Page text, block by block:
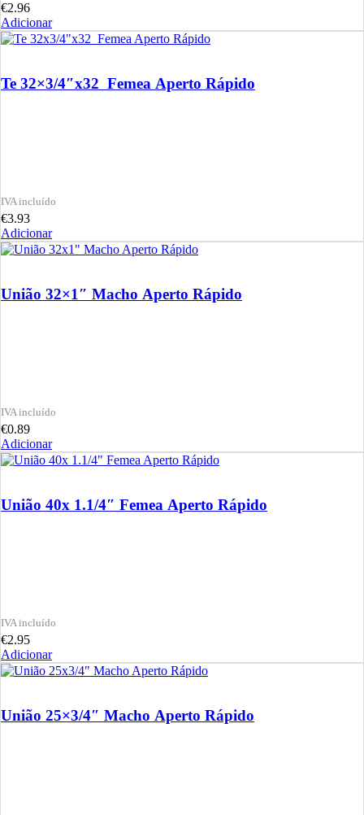
€2.96
Adicionar
Te 32×3/4″x32 Femea Aperto Rápido
€3.93
Adicionar
União 32×1″ Macho Aperto Rápido
€0.89
Adicionar
União 40x 1.1/4″ Femea Aperto Rápido
€2.95
Adicionar
União 25×3/4″ Macho Aperto Rápido